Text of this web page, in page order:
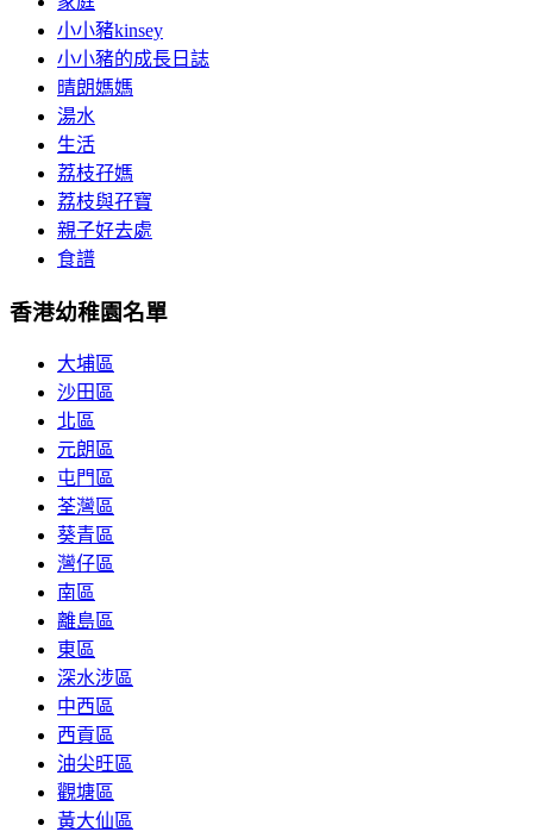
小小豬kinsey
小小豬的成長日誌
晴朗媽媽
湯水
生活
荔枝孖媽
荔枝與孖寶
親子好去處
食譜
香港幼稚園名單
大埔區
沙田區
北區
元朗區
屯門區
荃灣區
葵青區
灣仔區
南區
離島區
東區
深水涉區
中西區
西貢區
油尖旺區
觀塘區
黃大仙區